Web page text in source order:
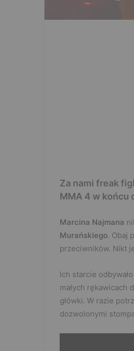
Za nami freak
MMA 4 w końcu
Marcina Najmana
Murańskiego. Obaj
przeciwników. Nikt
Ich starcie
małych rękawicach
główki. W razie
dozwolonymi